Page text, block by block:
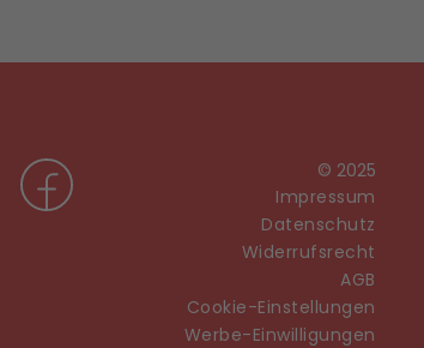
© 2025
Impressum
Datenschutz
Widerrufsrecht
AGB
Cookie-Einstellungen
Werbe-Einwilligungen